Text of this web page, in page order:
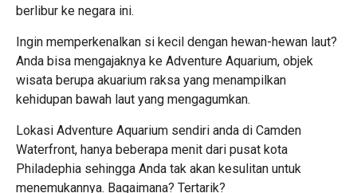
berlibur ke negara ini.
Ingin memperkenalkan si kecil dengan hewan-hewan laut?
Anda bisa mengajaknya ke Adventure Aquarium, objek
wisata berupa akuarium raksa yang menampilkan
kehidupan bawah laut yang mengagumkan.
Lokasi Adventure Aquarium sendiri anda di Camden
Waterfront, hanya beberapa menit dari pusat kota
Philadephia sehingga Anda tak akan kesulitan untuk
menemukannya. Bagaimana? Tertarik?